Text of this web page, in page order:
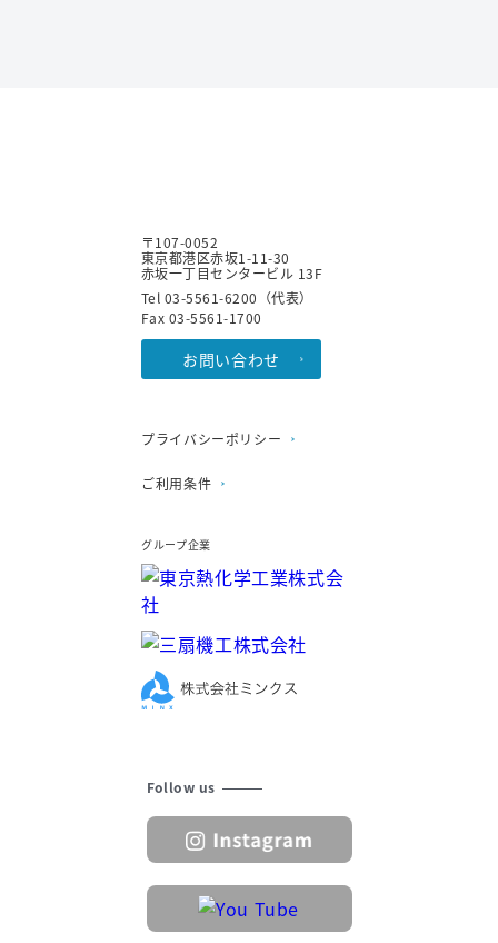
〒107-0052
東京都港区赤坂1-11-30
赤坂一丁目センタービル 13F
Tel 03-5561-6200（代表）
Fax 03-5561-1700
お問い合わせ
プライバシーポリシー
ご利用条件
グループ企業
Follow us